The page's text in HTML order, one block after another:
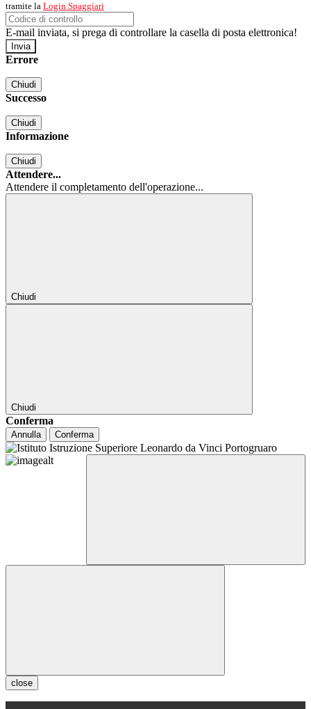
tramite la Login Spaggiari
E-mail inviata, si prega di controllare la casella di posta elettronica!
Errore
Chiudi
Successo
Chiudi
Informazione
Chiudi
Attendere...
Attendere il completamento dell'operazione...
Chiudi
Chiudi
Conferma
Annulla Conferma
close